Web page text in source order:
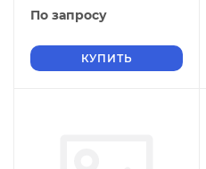
8706-78
По запросу
КУПИТЬ